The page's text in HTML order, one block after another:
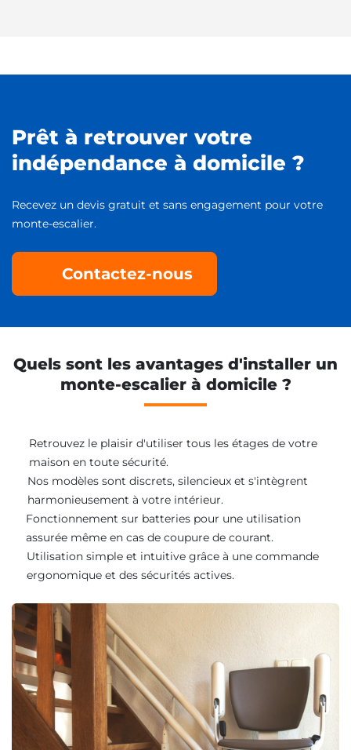
Prêt à retrouver votre
indépendance à domicile ?
Recevez un devis gratuit et sans engagement pour votre
monte-escalier.
Contactez-nous
Quels sont les avantages d'installer un
monte-escalier à domicile ?
Retrouvez le plaisir d'utiliser tous les étages de votre
maison en toute sécurité.
Nos modèles sont discrets, silencieux et s'intègrent
harmonieusement à votre intérieur.
Fonctionnement sur batteries pour une utilisation
assurée même en cas de coupure de courant.
Utilisation simple et intuitive grâce à une commande
ergonomique et des sécurités actives.